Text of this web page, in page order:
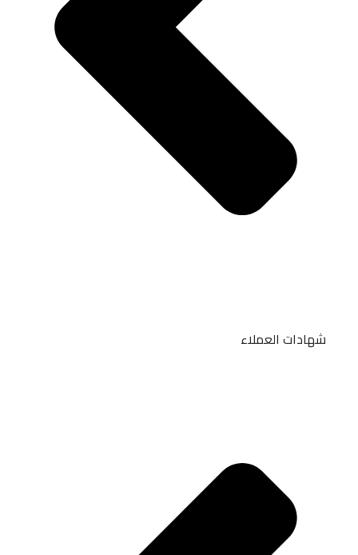
شهادات العملاء